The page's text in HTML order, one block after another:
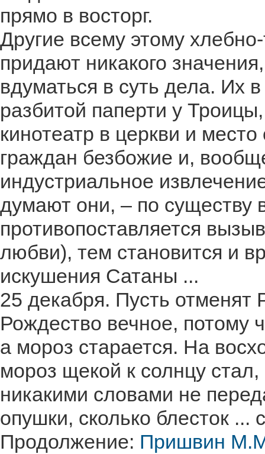
прямо в восторг.
Другие всему этому
придают никакого
вдуматься в суть дела. Их
разбитой паперти у
кинотеатр в церкви и
граждан безбожие и,
индустриальное
думают они, – по существу
противопоставляется
любви), тем становится и
искушения Сатаны ...
25 декабря. Пусть отменят
Рождество вечное, потому
а мороз старается. На
мороз щекой к солнцу
никакими словами не
опушки, сколько блесток
Продолжение: Пришвин